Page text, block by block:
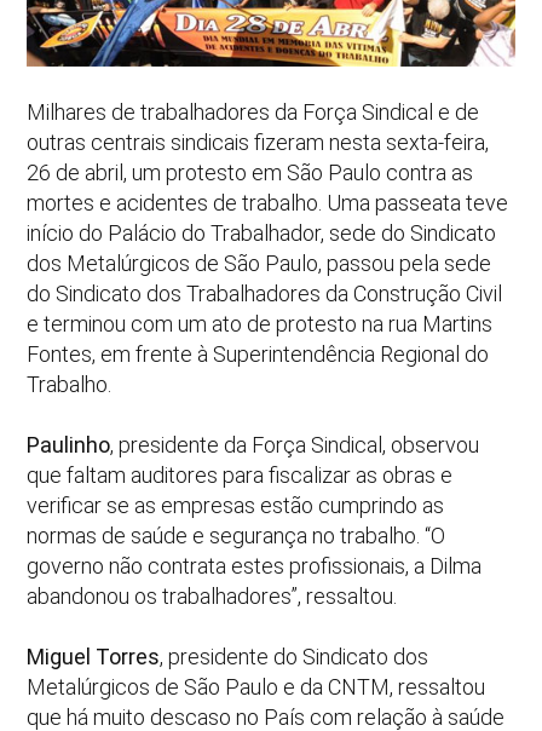
Milhares de trabalhadores da Força Sindical e de
outras centrais sindicais fizeram nesta sexta-feira,
26 de abril, um protesto em São Paulo contra as
mortes e acidentes de trabalho. Uma passeata teve
início do Palácio do Trabalhador, sede do Sindicato
dos Metalúrgicos de São Paulo, passou pela sede
do Sindicato dos Trabalhadores da Construção Civil
e terminou com um ato de protesto na rua Martins
Fontes, em frente à Superintendência Regional do
Trabalho.
Paulinho, presidente da Força Sindical, observou
que faltam auditores para fiscalizar as obras e
verificar se as empresas estão cumprindo as
normas de saúde e segurança no trabalho. “O
governo não contrata estes profissionais, a Dilma
abandonou os trabalhadores”, ressaltou.
Miguel Torres, presidente do Sindicato dos
Metalúrgicos de São Paulo e da CNTM, ressaltou
que há muito descaso no País com relação à saúde